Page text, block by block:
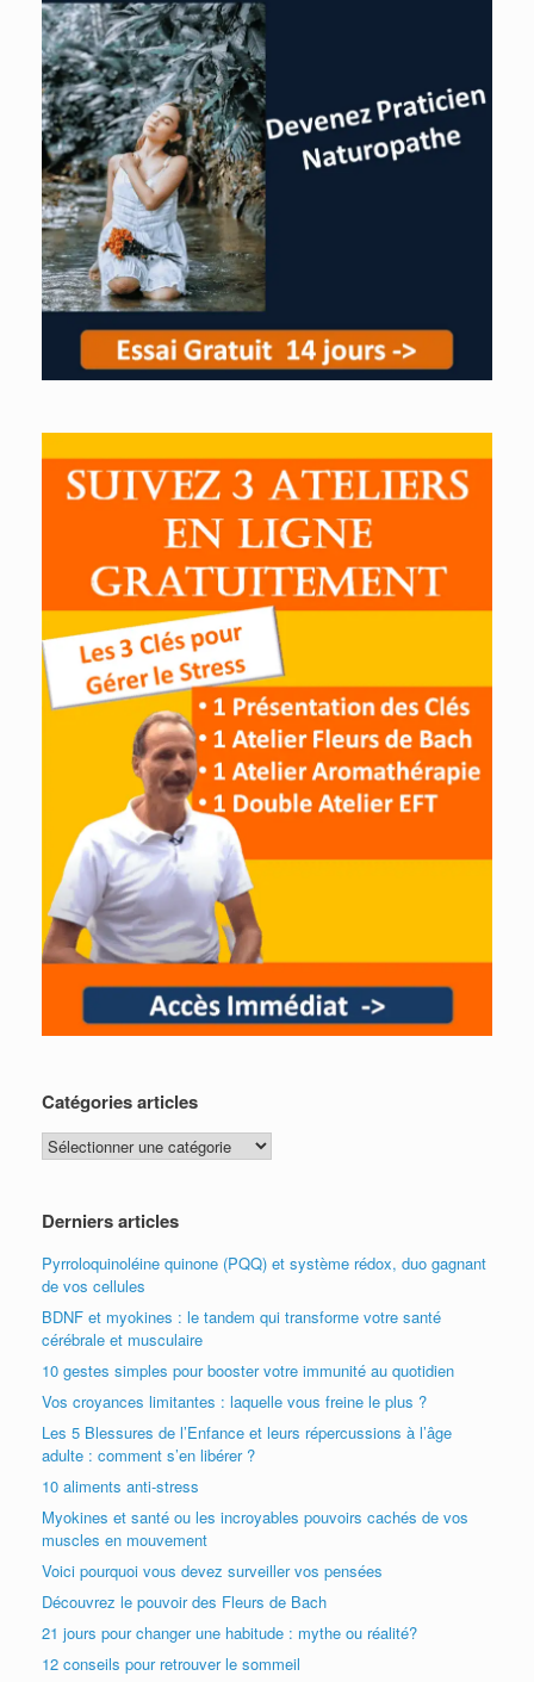
Catégories articles
Catégories
articles
Derniers articles
Pyrroloquinoléine quinone (PQQ) et système rédox, duo gagnant
de vos cellules
BDNF et myokines : le tandem qui transforme votre santé
cérébrale et musculaire
10 gestes simples pour booster votre immunité au quotidien
Vos croyances limitantes : laquelle vous freine le plus ?
Les 5 Blessures de l’Enfance et leurs répercussions à l’âge
adulte : comment s’en libérer ?
10 aliments anti-stress
Myokines et santé ou les incroyables pouvoirs cachés de vos
muscles en mouvement
Voici pourquoi vous devez surveiller vos pensées
Découvrez le pouvoir des Fleurs de Bach
21 jours pour changer une habitude : mythe ou réalité?
12 conseils pour retrouver le sommeil